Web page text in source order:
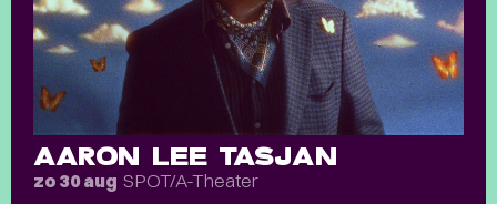
AARON LEE TASJAN
zo 30 aug SPOT/A-Theater